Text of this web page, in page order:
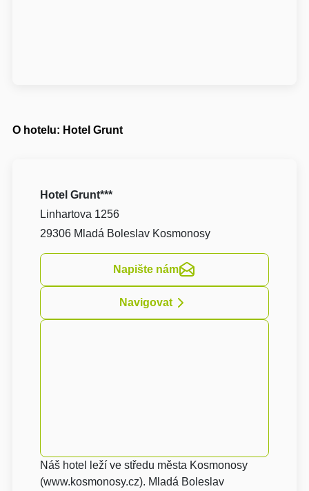
O hotelu: Hotel Grunt
Hotel Grunt***
Linhartova 1256
29306 Mladá Boleslav Kosmonosy
Napište nám
Navigovat
Náš hotel leží ve středu města Kosmonosy
(www.kosmonosy.cz). Mladá Boleslav